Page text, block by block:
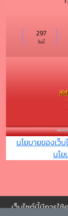
วันนี้
297
นโยบายของเว็บ
นโ
เว็บไซต์นี้มีการใ